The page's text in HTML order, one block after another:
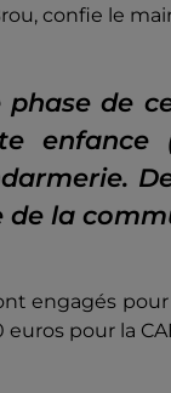
confie le
phase de
enfance
la
engagés
pour la